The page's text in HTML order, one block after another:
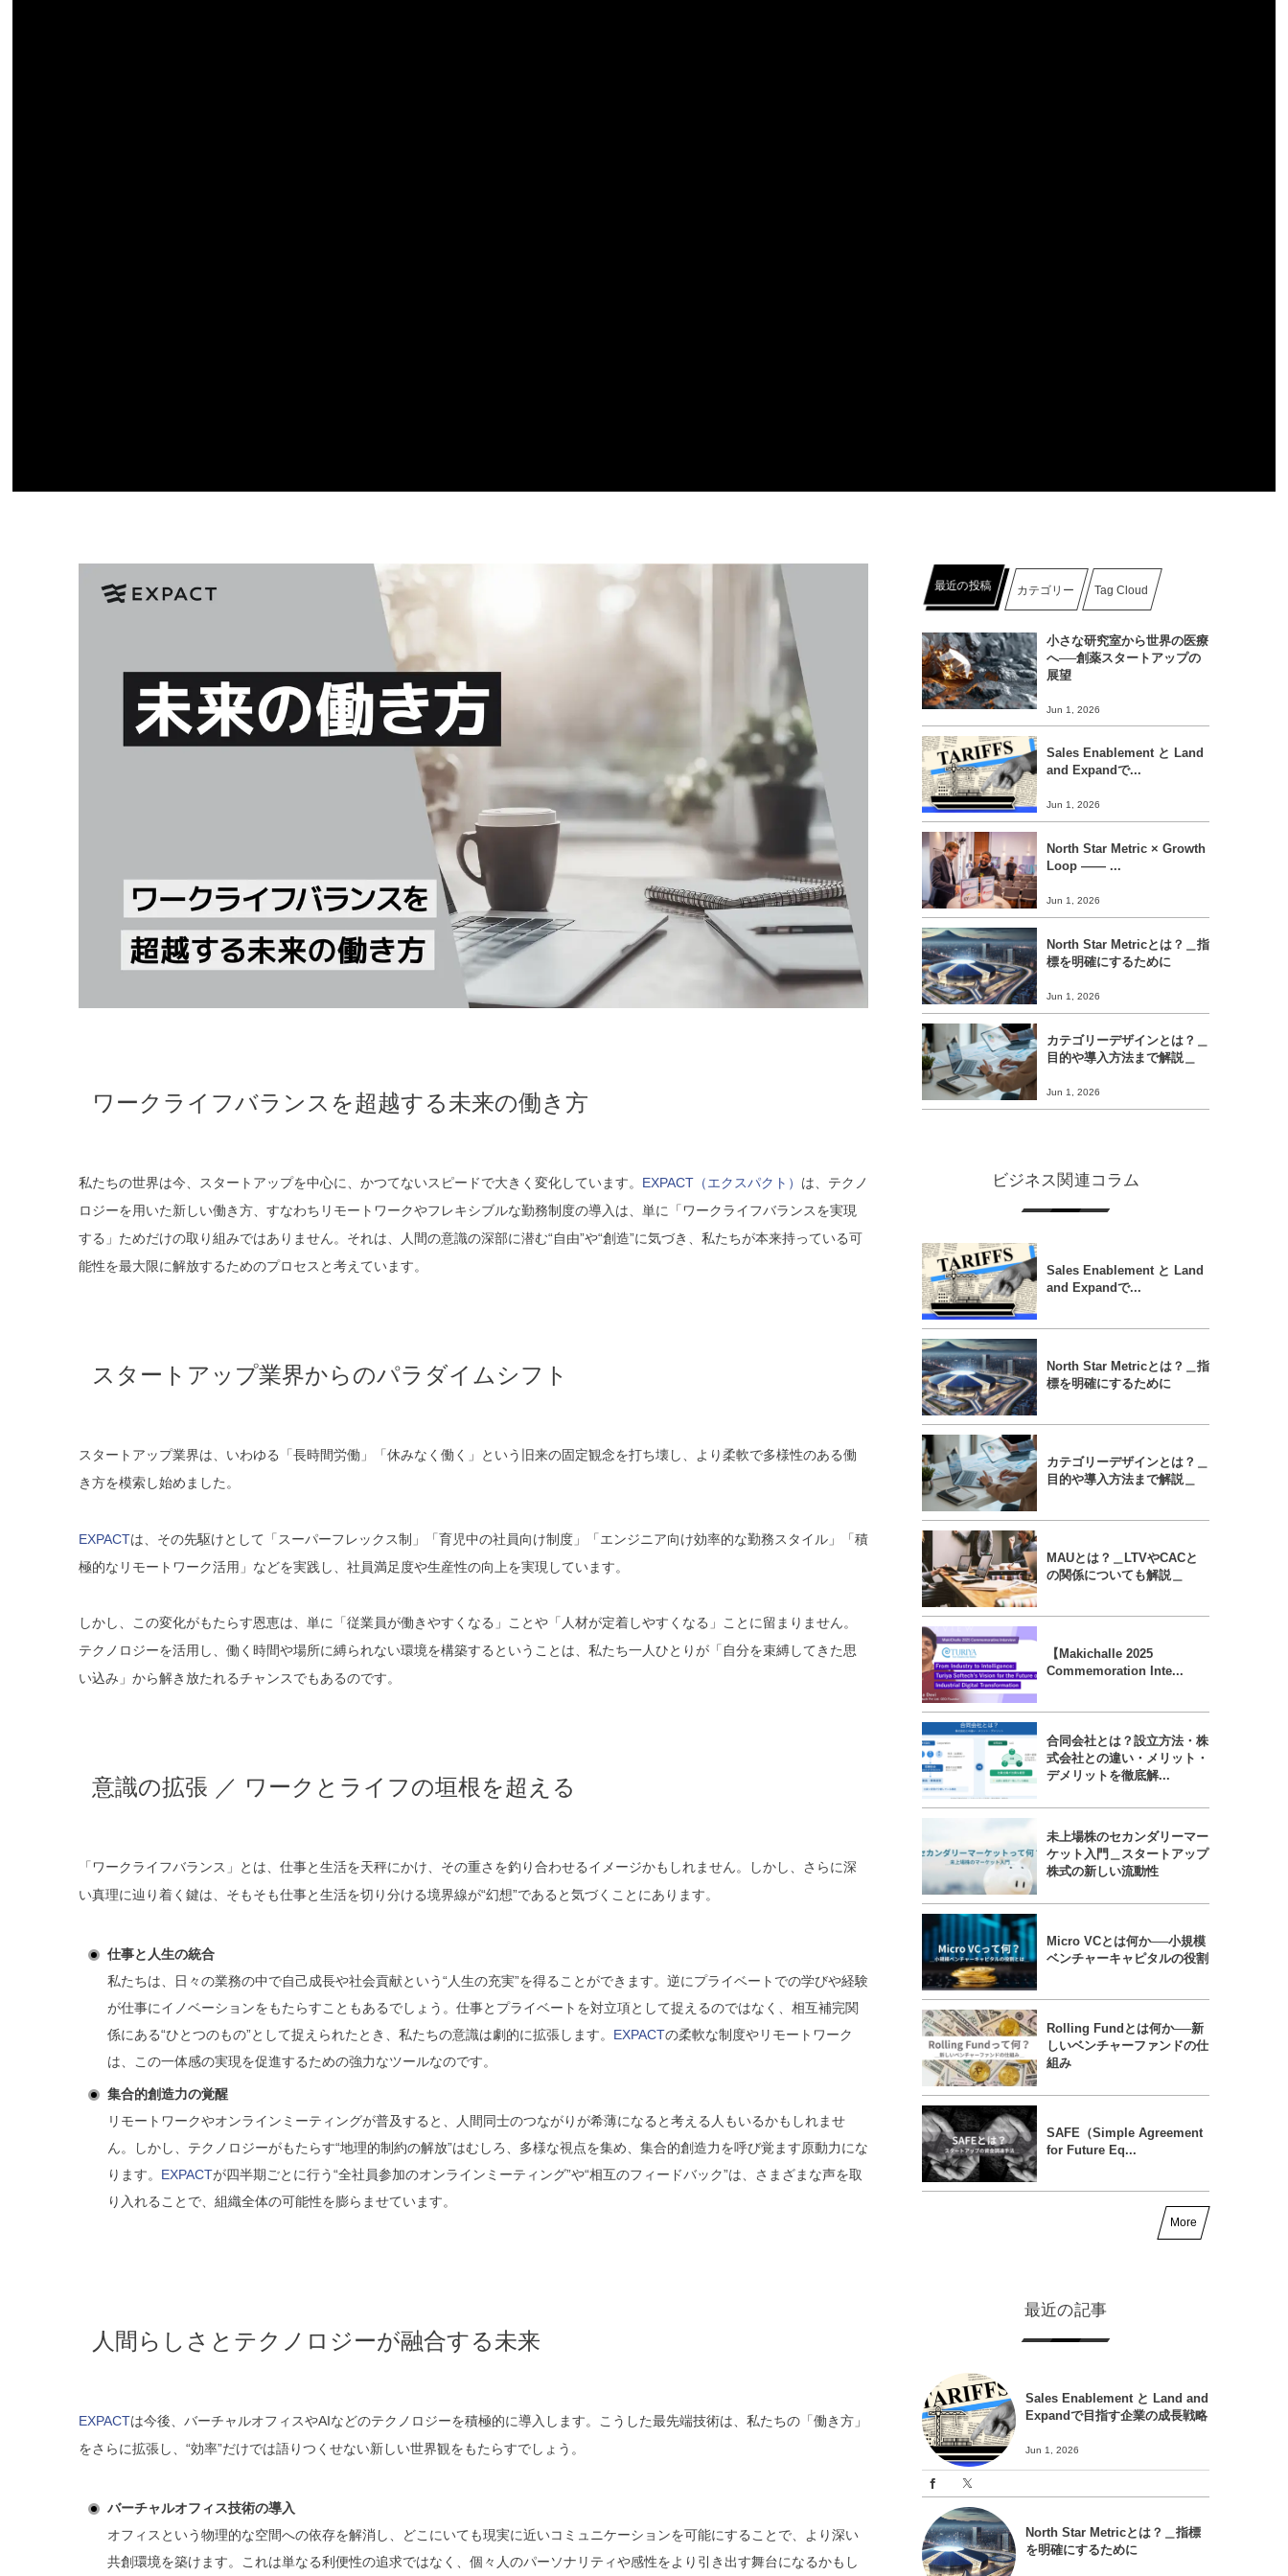
ワークライフバランスを超越する未来の働き方
私たちの世界は今、スタートアップを中心に、かつてないスピードで大きく変化しています。 EXPACT（エクスパクト） は、テクノ
ロジーを用いた新しい働き方、すなわちリモートワークやフレキシブルな勤務制度の導入は、単に「ワークライフバランスを実現
する」ためだけの取り組みではありません。それは、人間の意識の深部に潜む“自由”や“創造”に気づき、私たちが本来持っている可
能性を最大限に解放するためのプロセスと考えています。
スタートアップ業界からのパラダイムシフト
スタートアップ業界は、いわゆる「長時間労働」「休みなく働く」という旧来の固定観念を打ち壊し、より柔軟で多様性のある働
き方を模索し始めました。
EXPACTは、その先駆けとして「スーパーフレックス制」「育児中の社員向け制度」「エンジニア向け効率的な勤務スタイル」「積
極的なリモートワーク活用」などを実践し、社員満足度や生産性の向上を実現しています。
しかし、この変化がもたらす恩恵は、単に「従業員が働きやすくなる」ことや「人材が定着しやすくなる」ことに留まりません。
テクノロジーを活用し、働く時間や場所に縛られない環境を構築するということは、私たち一人ひとりが「自分を束縛してきた思
い込み」から解き放たれるチャンスでもあるのです。
意識の拡張 ／ ワークとライフの垣根を超える
「ワークライフバランス」とは、仕事と生活を天秤にかけ、その重さを釣り合わせるイメージかもしれません。しかし、さらに深
い真理に辿り着く鍵は、そもそも仕事と生活を切り分ける境界線が“幻想”であると気づくことにあります。
仕事と人生の統合
私たちは、日々の業務の中で自己成長や社会貢献という“人生の充実”を得ることができます。逆にプライベートでの学びや経験
が仕事にイノベーションをもたらすこともあるでしょう。仕事とプライベートを対立項として捉えるのではなく、相互補完関
係にある“ひとつのもの”として捉えられたとき、私たちの意識は劇的に拡張します。 EXPACTの柔軟な制度やリモートワーク
は、この一体感の実現を促進するための強力なツールなのです。
集合的創造力の覚醒
リモートワークやオンラインミーティングが普及すると、人間同士のつながりが希薄になると考える人もいるかもしれませ
ん。しかし、テクノロジーがもたらす“地理的制約の解放”はむしろ、多様な視点を集め、集合的創造力を呼び覚ます原動力にな
ります。 EXPACTが四半期ごとに行う“全社員参加のオンラインミーティング”や“相互のフィードバック”は、さまざまな声を取
り入れることで、組織全体の可能性を膨らませています。
人間らしさとテクノロジーが融合する未来
EXPACTは今後、バーチャルオフィスやAIなどのテクノロジーを積極的に導入します。こうした最先端技術は、私たちの「働き方」
をさらに拡張し、“効率”だけでは語りつくせない新しい世界観をもたらすでしょう。
バーチャルオフィス技術の導入
オフィスという物理的な空間への依存を解消し、どこにいても現実に近いコミュニケーションを可能にすることで、より深い
共創環境を築けます。これは単なる利便性の追求ではなく、個々人のパーソナリティや感性をより引き出す舞台になるかもし
最近の投稿 カテゴリー Tag Cloud
小さな研究室から世界の医療
へ──創薬スタートアップの
展望
Jun 1, 2026
Sales Enablement と Land
and Expandで...
Jun 1, 2026
North Star Metric × Growth
Loop ―― ...
Jun 1, 2026
North Star Metricとは？＿指
標を明確にするために
Jun 1, 2026
カテゴリーデザインとは？＿
目的や導入方法まで解説＿
Jun 1, 2026
ビジネス関連コラム
Sales Enablement と Land
and Expandで...
North Star Metricとは？＿指
標を明確にするために
カテゴリーデザインとは？＿
目的や導入方法まで解説＿
MAUとは？＿LTVやCACと
の関係についても解説＿
【Makichalle 2025
Commemoration Inte...
合同会社とは？設立方法・株
式会社との違い・メリット・
デメリットを徹底解...
未上場株のセカンダリーマー
ケット入門＿スタートアップ
株式の新しい流動性
Micro VCとは何か──小規模
ベンチャーキャピタルの役割
Rolling Fundとは何か──新
しいベンチャーファンドの仕
組み
SAFE（Simple Agreement
for Future Eq...
More
最近の記事
Sales Enablement と Land and
Expandで目指す企業の成長戦略
Jun 1, 2026
North Star Metricとは？＿指標
を明確にするために